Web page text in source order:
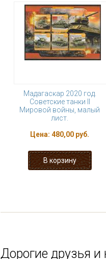
Мадагаскар 2020 год.
Советские танки II
Мировой войны, малый
лист.
Цена: 480,00 руб.
Дорогие друзья